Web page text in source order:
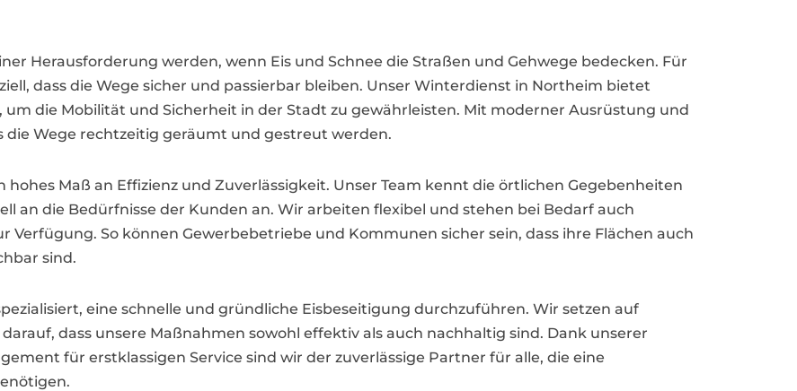
Herausforderung werden, wenn Eis und Schnee die Straßen und Gehwege bedecken. Für
dass die Wege sicher und passierbar bleiben. Unser Winterdienst in Northeim bietet
um die Mobilität und Sicherheit in der Stadt zu gewährleisten. Mit moderner Ausrüstung und
die Wege rechtzeitig geräumt und gestreut werden.
Maß an Effizienz und Zuverlässigkeit. Unser Team kennt die örtlichen Gegebenheiten
an die Bedürfnisse der Kunden an. Wir arbeiten flexibel und stehen bei Bedarf auch
Verfügung. So können Gewerbebetriebe und Kommunen sicher sein, dass ihre Flächen auch
sind.
eine schnelle und gründliche Eisbeseitigung durchzuführen. Wir setzen auf
dass unsere Maßnahmen sowohl effektiv als auch nachhaltig sind. Dank unserer
für erstklassigen Service sind wir der zuverlässige Partner für alle, die eine